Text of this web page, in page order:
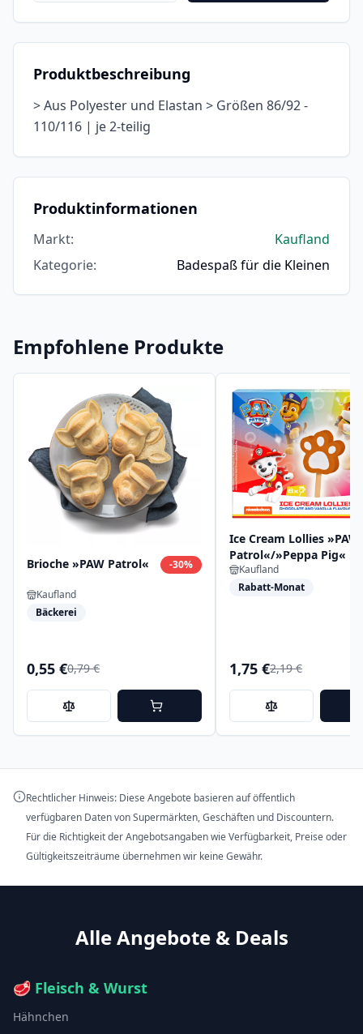
Produktbeschreibung
> Aus Polyester und Elastan > Größen 86/92 -
110/116 | je 2-teilig
Produktinformationen
Markt:
Kaufland
Kategorie: Badespaß für die Kleinen
Empfohlene Produkte
Brioche »PAW Patrol« -30%
Kaufland
Bäckerei
0,55 €0,79 €
Ice Cream Lollies »PAW
Patrol«/»Peppa Pig«
Kaufland
Rabatt-Monat
1,75 €2,19 €
Rechtlicher Hinweis: Diese Angebote basieren auf öffentlich
verfügbaren Daten von Supermärkten, Geschäften und Discountern.
Für die Richtigkeit der Angebotsangaben wie Verfügbarkeit, Preise oder
Gültigkeitszeiträume übernehmen wir keine Gewähr.
Alle Angebote & Deals
🥩 Fleisch & Wurst
Hähnchen